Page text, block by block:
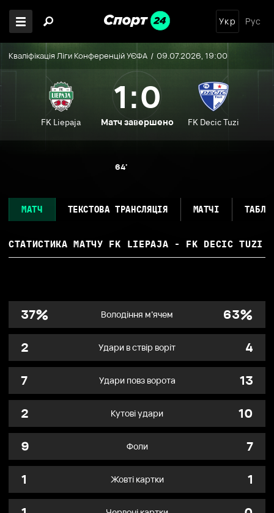
Укр Рус
Кваліфікація Ліги Конференцій УЄФА 09.07.2026, 19:00
FK Liepaja
1:0
Матч завершено FK Decic Tuzi
64'
МАТЧ ТЕКСТОВА ТРАНСЛЯЦІЯ МАТЧІ
СТАТИСТИКА МАТЧУ FK LIEPAJA - FK DECIC TUZI
37% Володіння м’ячем 63%
2 Удари в ствір воріт
4
7
Удари повз ворота
13
2
Кутові удари
10
9
Фоли
7
1
Жовті картки
1